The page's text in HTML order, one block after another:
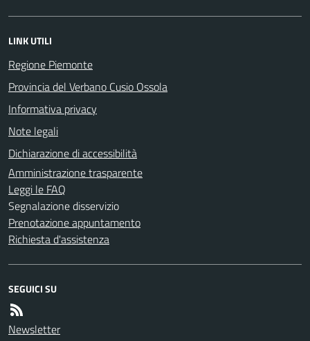
LINK UTILI
Regione Piemonte
Provincia del Verbano Cusio Ossola
Informativa privacy
Note legali
Dichiarazione di accessibilità
Amministrazione trasparente
Leggi le FAQ
Segnalazione disservizio
Prenotazione appuntamento
Richiesta d'assistenza
SEGUICI SU
Newsletter